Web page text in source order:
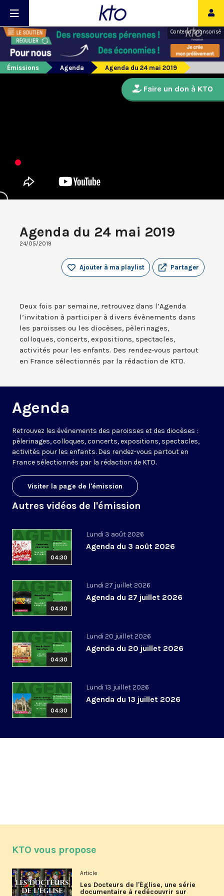
Contenu sponsorisé
Émissions Agenda Agenda du 24 mai 2019
Agenda du 24 mai 2019
24/05/2019
Partager
Ajouter à ma playlist
Deux fois par semaine, retrouvez dans l’Agenda
l’invitation à participer à divers évènements dans
les paroisses ou les diocèses, pèlerinages,
colloques, concerts, expositions, spectacles,
activités pour les enfants. Des rendez-vous partout
en France sélectionnés par la rédaction de KTO.
Agenda
Retrouvez les événements des paroisses et des diocèses :
pèlerinages, colloques, concerts, expositions, spectacles,
activités pour les enfants. Des rendez-vous partout en
France sélectionnés par la rédaction de KTO.
Visiter la page de l'émission
Autres vidéos de l'émission
04:30
Lundi 3 août 2026
Agenda du 3 août 2026
04:30
Lundi 27 juillet 2026
Agenda du 27 juillet 2026
04:30
Lundi 20 juillet 2026
Agenda du 20 juillet 2026
04:30
Lundi 13 juillet 2026
Agenda du 13 juillet 2026
Faire un don à KTO
KTO vous propose
Article
Les Docteurs de l'Église, une série
documentaire à redécouvrir sur